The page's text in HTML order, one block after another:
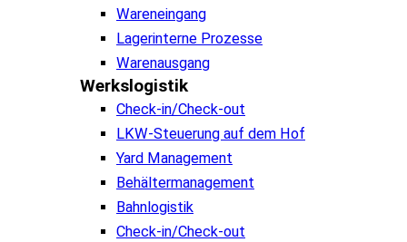
Wareneingang
Lagerinterne Prozesse
Warenausgang
Werkslogistik
Check-in/Check-out
LKW-Steuerung auf dem Hof
Yard Management
Behältermanagement
Bahnlogistik
Check-in/Check-out